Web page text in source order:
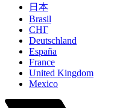
日本
Brasil
СНГ
Deutschland
España
France
United Kingdom
Mexico